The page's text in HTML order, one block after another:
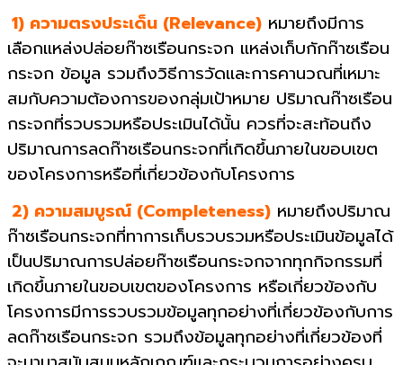
1) ความตรงประเด็น (Relevance) หมายถึงมีการ
เลือกแหล่งปล่อยก๊าซเรือนกระจก แหล่งเก็บกักก๊าซเรือน
กระจก ข้อมูล รวมถึงวิธีการวัดและการคานวณที่เหมาะ
สมกับความต้องการของกลุ่มเป้าหมาย ปริมาณก๊าซเรือน
กระจกที่รวบรวมหรือประเมินได้นั้น ควรที่จะสะท้อนถึง
ปริมาณการลดก๊าซเรือนกระจกที่เกิดขึ้นภายในขอบเขต
ของโครงการหรือที่เกี่ยวข้องกับโครงการ
2) ความสมบูรณ์ (Completeness) หมายถึงปริมาณ
ก๊าซเรือนกระจกที่ทาการเก็บรวบรวมหรือประเมินข้อมูลได้
เป็นปริมาณการปล่อยก๊าซเรือนกระจกจากทุกกิจกรรมที่
เกิดขึ้นภายในขอบเขตของโครงการ หรือเกี่ยวข้องกับ
โครงการมีการรวบรวมข้อมูลทุกอย่างที่เกี่ยวข้องกับการ
ลดก๊าซเรือนกระจก รวมถึงข้อมูลทุกอย่างที่เกี่ยวข้องที่